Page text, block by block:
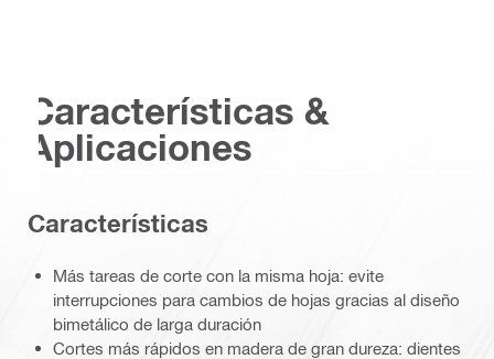
Características &
Aplicaciones
Características
Más tareas de corte con la misma hoja: evite
interrupciones para cambios de hojas gracias al diseño
bimetálico de larga duración
Cortes más rápidos en madera de gran dureza: dientes